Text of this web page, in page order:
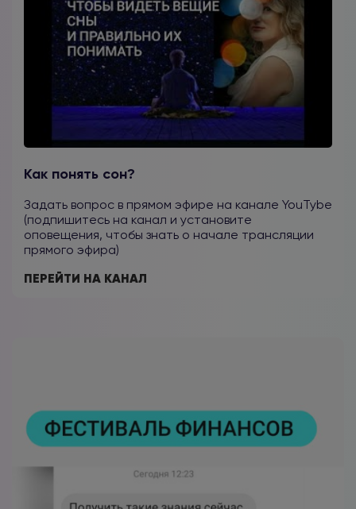
Как понять сон?
Задать вопрос в прямом эфире на канале YouTybe
(подпишитесь на канал и установите
оповещения, чтобы знать о начале трансляции
прямого эфира)
ПЕРЕЙТИ НА КАНАЛ